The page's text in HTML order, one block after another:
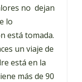
no dejan
lo
está tomada.
un viaje de
está en la
más de 90